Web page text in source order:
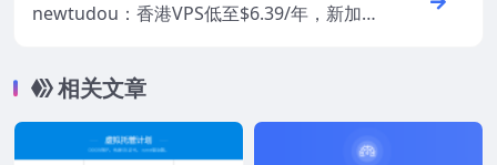
newtudou：香港VPS低至$6.39/年，新加
相关文章